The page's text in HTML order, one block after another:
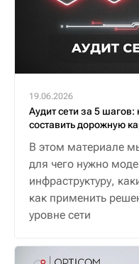
19.06.2026
Аудит сети за 5 шагов:
составить дорожную
В этом материале
для чего нужно
инфраструктуру,
как применить
уровне сети